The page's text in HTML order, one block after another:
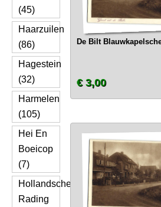
(45)
Haarzuilen
(86)
Hagestein
(32)
Harmelen
(105)
Hei En
Boeicop
(7)
Hollandsche
Rading
De Bilt
€ 3,00